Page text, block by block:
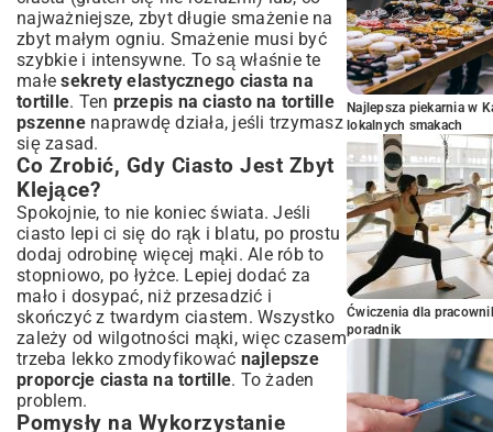
najważniejsze, zbyt długie smażenie na
zbyt małym ogniu. Smażenie musi być
szybkie i intensywne. To są właśnie te
małesekrety elastycznego ciasta na
tortille. Ten przepis na ciasto na tortille
pszennenaprawdę działa, jeśli trzymasz
się zasad.
Co Zrobić, Gdy Ciasto Jest Zbyt
Klejące?
Spokojnie, to nie koniec świata. Jeśli
ciasto lepi ci się do rąk i blatu, po prostu
dodaj odrobinę więcej mąki. Ale rób to
stopniowo, po łyżce. Lepiej dodać za
mało i dosypać, niż przesadzić i
skończyć z twardym ciastem. Wszystko
zależy od wilgotności mąki, więc czasem
trzeba lekko zmodyfikować najlepsze
proporcje ciasta na tortille. To żaden
problem.
Pomysły na Wykorzystanie
Najlepsza piekarnia w
lokalnych smakach
Ćwiczenia dla
poradnik